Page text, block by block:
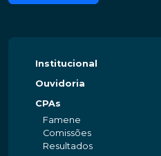
Institucional
Ouvidoria
CPAs
Famene
Comissões
Resultados